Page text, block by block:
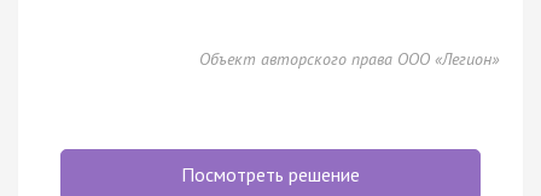
Объект авторского права ООО «Легион»
Посмотреть решение